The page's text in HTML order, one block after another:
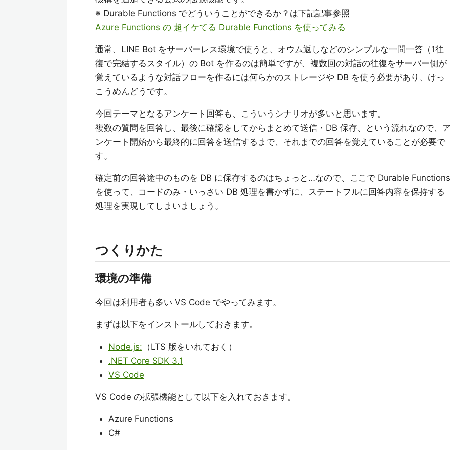
※ Durable Functions でどういうことができるか？は下記記事参照
Azure Functions の 超イケてる Durable Functions を使ってみる
通常、LINE Bot をサーバーレス環境で使うと、オウム返しなどのシンプルな一問一答（1往
復で完結するスタイル）の Bot を作るのは簡単ですが、複数回の対話の往復をサーバー側が
覚えているような対話フローを作るには何らかのストレージや DB を使う必要があり、けっ
こうめんどうです。
今回テーマとなるアンケート回答も、こういうシナリオが多いと思います。
複数の質問を回答し、最後に確認をしてからまとめて送信・DB 保存、という流れなので、
ンケート開始から最終的に回答を送信するまで、それまでの回答を覚えていることが必要で
す。
確定前の回答途中のものを DB に保存するのはちょっと…なので、ここで Durable Functions
を使って、コードのみ・いっさい DB 処理を書かずに、ステートフルに回答内容を保持する
処理を実現してしまいましょう。
つくりかた
環境の準備
今回は利用者も多い VS Code でやってみます。
まずは以下をインストールしておきます。
Node.js: （LTS 版をいれておく）
.NET Core SDK 3.1
VS Code
VS Code の拡張機能として以下を入れておきます。
Azure Functions
C#